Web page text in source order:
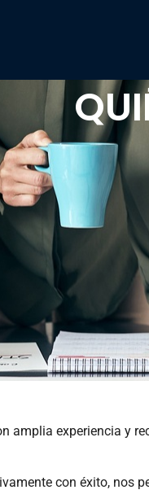
amplia experiencia y
con éxito, nos